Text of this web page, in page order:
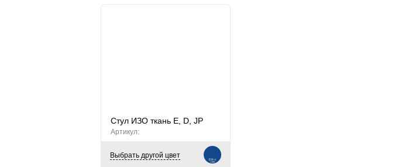
Стул ИЗО ткань E, D, JP
Артикул:
Выбрать другой цвет